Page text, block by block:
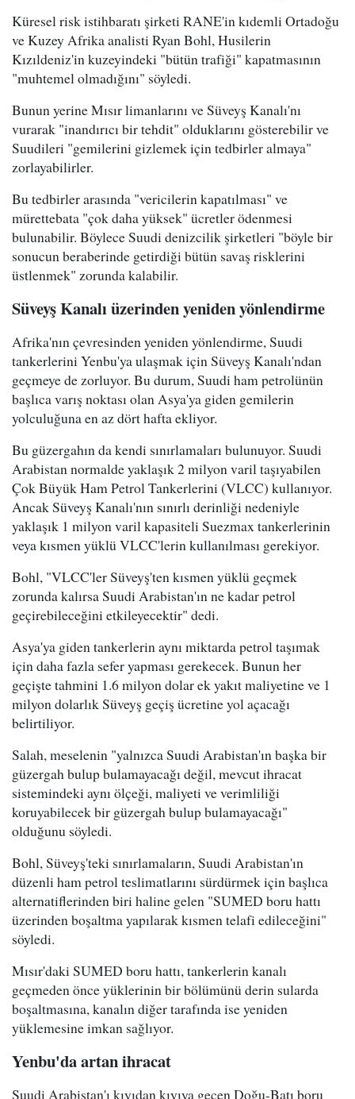
Küresel risk istihbaratı şirketi RANE'in kıdemli Ortadoğu
ve Kuzey Afrika analisti Ryan Bohl, Husilerin
Kızıldeniz'in kuzeyindeki "bütün trafiği" kapatmasının
"muhtemel olmadığını" söyledi.
Bunun yerine Mısır limanlarını ve Süveyş Kanalı'nı
vurarak "inandırıcı bir tehdit" olduklarını gösterebilir ve
Suudileri "gemilerini gizlemek için tedbirler almaya"
zorlayabilirler.
Bu tedbirler arasında "vericilerin kapatılması" ve
mürettebata "çok daha yüksek" ücretler ödenmesi
bulunabilir. Böylece Suudi denizcilik şirketleri "böyle bir
sonucun beraberinde getirdiği bütün savaş risklerini
üstlenmek" zorunda kalabilir.
Süveyş Kanalı üzerinden yeniden yönlendirme
Afrika'nın çevresinden yeniden yönlendirme, Suudi
tankerlerini Yenbu'ya ulaşmak için Süveyş Kanalı'ndan
geçmeye de zorluyor. Bu durum, Suudi ham petrolünün
başlıca varış noktası olan Asya'ya giden gemilerin
yolculuğuna en az dört hafta ekliyor.
Bu güzergahın da kendi sınırlamaları bulunuyor. Suudi
Arabistan normalde yaklaşık 2 milyon varil taşıyabilen
Çok Büyük Ham Petrol Tankerlerini (VLCC) kullanıyor.
Ancak Süveyş Kanalı'nın sınırlı derinliği nedeniyle
yaklaşık 1 milyon varil kapasiteli Suezmax tankerlerinin
veya kısmen yüklü VLCC'lerin kullanılması gerekiyor.
Bohl, "VLCC'ler Süveyş'ten kısmen yüklü geçmek
zorunda kalırsa Suudi Arabistan'ın ne kadar petrol
geçirebileceğini etkileyecektir" dedi.
Asya'ya giden tankerlerin aynı miktarda petrol taşımak
için daha fazla sefer yapması gerekecek. Bunun her
geçişte tahmini 1.6 milyon dolar ek yakıt maliyetine ve 1
milyon dolarlık Süveyş geçiş ücretine yol açacağı
belirtiliyor.
Salah, meselenin "yalnızca Suudi Arabistan'ın başka bir
güzergah bulup bulamayacağı değil, mevcut ihracat
sistemindeki aynı ölçeği, maliyeti ve verimliliği
koruyabilecek bir güzergah bulup bulamayacağı"
olduğunu söyledi.
Bohl, Süveyş'teki sınırlamaların, Suudi Arabistan'ın
düzenli ham petrol teslimatlarını sürdürmek için başlıca
alternatiflerinden biri haline gelen "SUMED boru hattı
üzerinden boşaltma yapılarak kısmen telafi edileceğini"
söyledi.
Mısır'daki SUMED boru hattı, tankerlerin kanalı
geçmeden önce yüklerinin bir bölümünü derin sularda
boşaltmasına, kanalın diğer tarafında ise yeniden
yüklemesine imkan sağlıyor.
Yenbu'da artan ihracat
Suudi Arabistan'ı kıyıdan kıyıya geçen Doğu-Batı boru